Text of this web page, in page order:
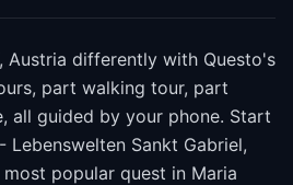
Austria differently with Questo's
part walking tour, part
all guided by your phone. Start
Lebenswelten Sankt Gabriel,
popular quest in Maria